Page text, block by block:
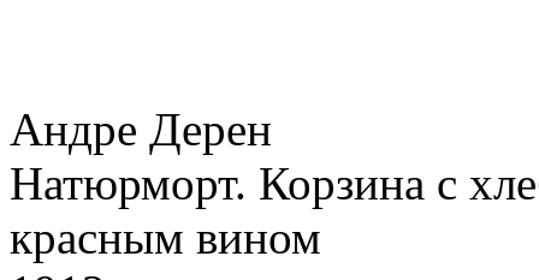
Андре Дерен
Натюрморт. Корзина с
красным вином